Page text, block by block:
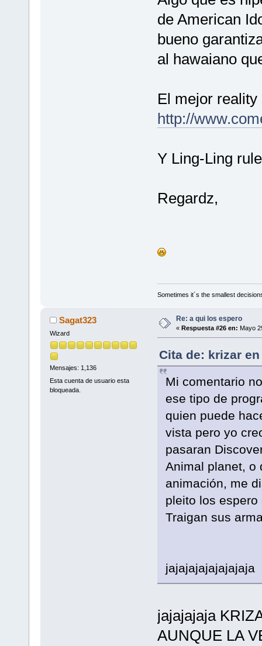
de American
bueno
al hawaiano
El mejor
http://
Y Ling-Ling
Regardz,
Sometimes it´s the smallest
Sagat323
Wizard
Mensajes: 1,136
Esta cuenta de usuario esta
bloqueada.
Re: a qui los espero
« Respuesta #26 en: Mayo
Cita de: krizar
Mi comentario
ese tipo de
quien puede
vista pero yo
pasaran
Animal planet, o
animación, me
pleito los
Traigan sus
jajajajajajajajaja
jajajajaja
AUNQUE LA